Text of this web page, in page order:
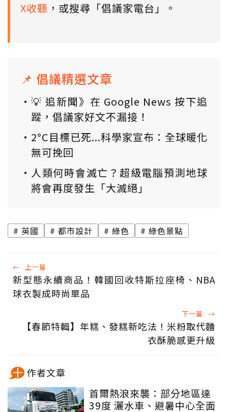
X收聽 ，或搜尋「倡議家電台」。
📌 倡議精選文章
💡 追新聞》在 Google News 按下追
蹤，倡議家好文不漏接！
2°C目標已死...科學家宣布：全球暖化
無可挽回
人類何時會滅亡？超級電腦預測地球
將會再度發生「大滅絕」
英國 都市設計 綠色 綠色景點
← 上一篇
新型態永續商品！韓國回收特斯拉座椅、NBA
球衣製成時尚單品
下一篇 →
【春節特輯】年糕、發糕新吃法！米粉取代麵
衣酥脆感更升級
作者文章
首爾熱浪來襲：部分地區達
39度 灑水車、避暑中心全面